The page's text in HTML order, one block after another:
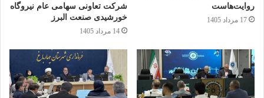
روایت‌هاست
17 مرداد 1405
شرکت تعاونی سهامی عام نیروگاه
خورشیدی صنعت البرز
14 مرداد 1405